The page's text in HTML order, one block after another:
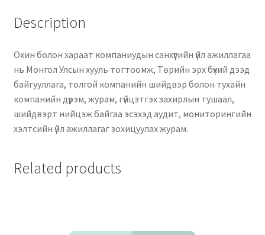
Description
Охин болон хараат компаниудын санхүүгийн үйл ажиллагаа
нь Монгол Улсын хууль тогтоомж, Төрийн эрх бүхий дээд
байгууллага, толгой компанийн шийдвэр болон тухайн
компанийн дүрэм, журам, гүйцэтгэх захирлын тушаал,
шийдвэрт нийцэж байгаа эсэхэд аудит, мониторингийн
хэлтсийн үйл ажиллагаг зохицуулах журам.
Related products